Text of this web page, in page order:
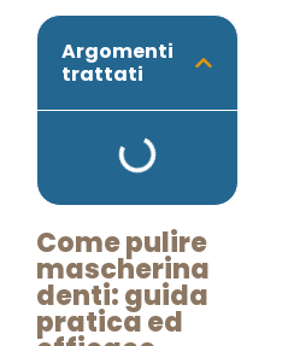
Argomenti
trattati
Come pulire
mascherina
denti: guida
pratica ed